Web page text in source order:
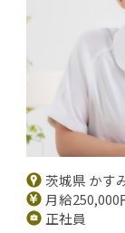
茨城県 かす
月給250,000
正社員